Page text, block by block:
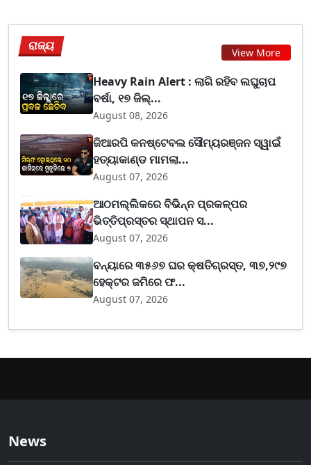
ରାଜ୍ୟ View More
Heavy Rain Alert : ଲାଗି ରହିବ ଲଘୁଚାପ
ବର୍ଷା, ୧୭ ଜିଲ୍...
August 08, 2026
ଜିଆରପି କନଷ୍ଟେବଲ ସୌମ୍ୟରଞ୍ଜନ ସ୍ୱାଇଁ
ହତ୍ୟାକାଣ୍ଡ ମାମଲା...
August 07, 2026
ଆଠମଲ୍ଲିକରେ ବିଭିନ୍ନ ପ୍ରକଳ୍ପର
ଭିତ୍ତିପ୍ରସ୍ତର ସ୍ଥାପନ ସ...
August 07, 2026
ବନ୍ୟାରେ ୩୫୬୭ ଘର କ୍ଷତିଗ୍ରସ୍ତ, ୩୭,୨୯୭
ହେକ୍ଟର ଜମିରେ ଫ...
August 07, 2026
News